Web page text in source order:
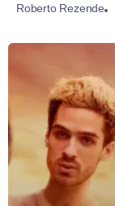
Roberto Rezende